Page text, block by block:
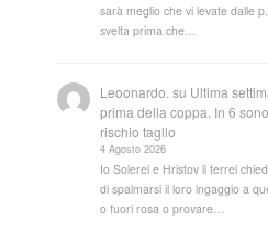
sarà meglio che vi levate dalle
svelta prima che…
Leoonardo. su Ultima
prima della coppa. In 6
rischio taglio
4 Agosto 2026
Io Solerei e Hristov li terrei
di spalmarsi il loro ingaggio a
o fuori rosa o provare…